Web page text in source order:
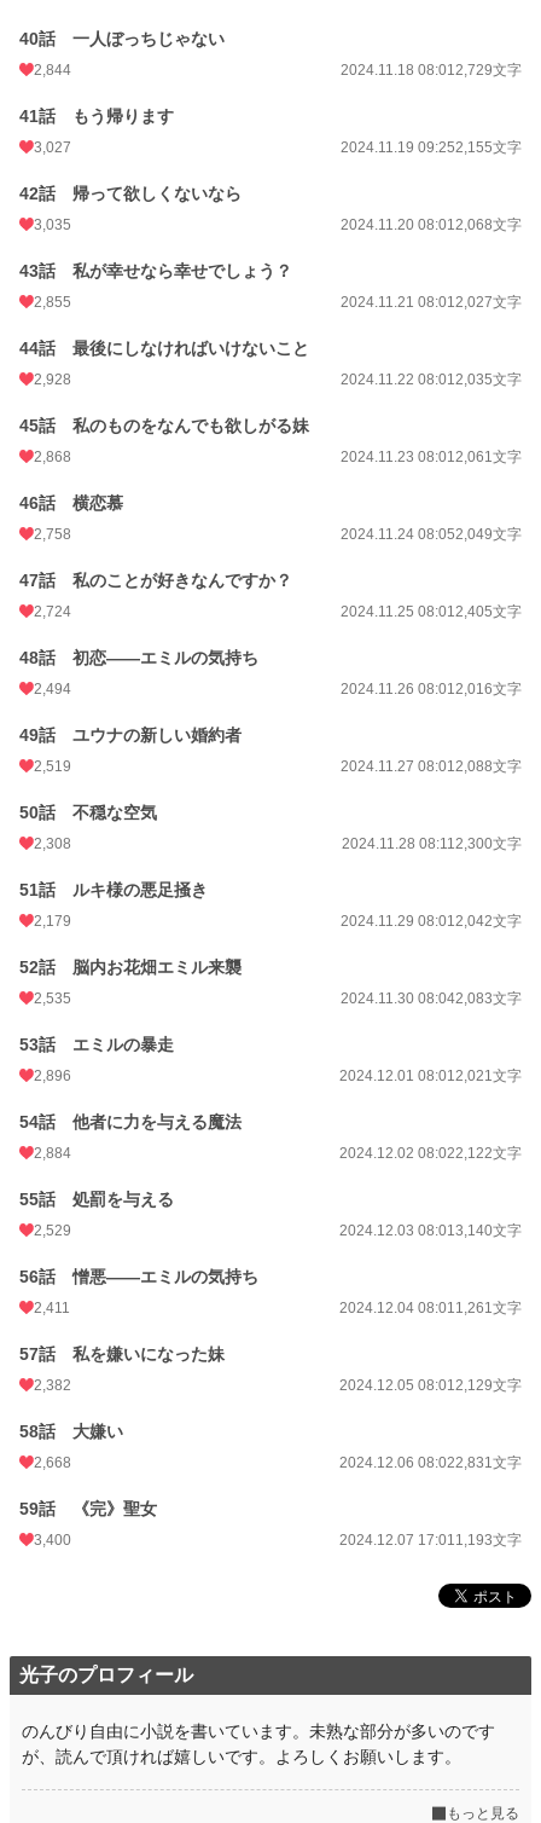
40話 一人ぼっちじゃない
2,844 2024.11.18 08:012,729文字
41話 もう帰ります
3,027 2024.11.19 09:252,155文字
42話 帰って欲しくないなら
3,035 2024.11.20 08:012,068文字
43話 私が幸せなら幸せでしょう？
2,855 2024.11.21 08:012,027文字
44話 最後にしなければいけないこと
2,928 2024.11.22 08:012,035文字
45話 私のものをなんでも欲しがる妹
2,868 2024.11.23 08:012,061文字
46話 横恋慕
2,758 2024.11.24 08:052,049文字
47話 私のことが好きなんですか？
2,724 2024.11.25 08:012,405文字
48話 初恋――エミルの気持ち
2,494 2024.11.26 08:012,016文字
49話 ユウナの新しい婚約者
2,519 2024.11.27 08:012,088文字
50話 不穏な空気
2,308 2024.11.28 08:112,300文字
51話 ルキ様の悪足掻き
2,179 2024.11.29 08:012,042文字
52話 脳内お花畑エミル来襲
2,535 2024.11.30 08:042,083文字
53話 エミルの暴走
2,896 2024.12.01 08:012,021文字
54話 他者に力を与える魔法
2,884 2024.12.02 08:022,122文字
55話 処罰を与える
2,529 2024.12.03 08:013,140文字
56話 憎悪――エミルの気持ち
2,411 2024.12.04 08:011,261文字
57話 私を嫌いになった妹
2,382 2024.12.05 08:012,129文字
58話 大嫌い
2,668 2024.12.06 08:022,831文字
59話 《完》聖女
3,400 2024.12.07 17:011,193文字
光子のプロフィール
のんびり自由に小説を書いています。未熟な部分が多いのです
が、読んで頂ければ嬉しいです。よろしくお願いします。
もっと見る